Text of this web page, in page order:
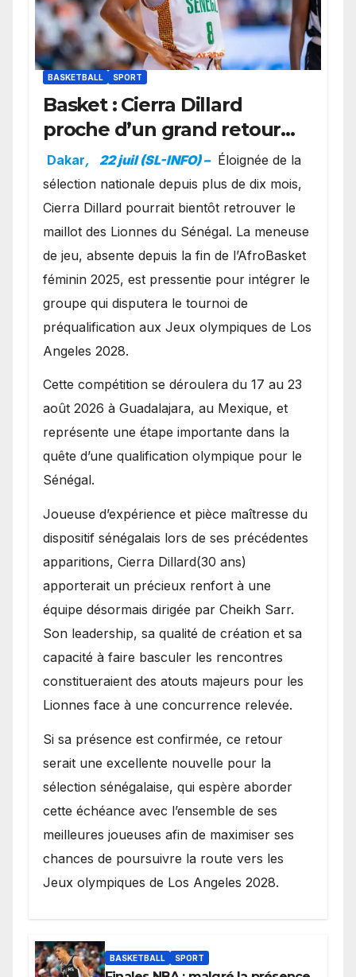
BASKETBALL SPORT
Basket : Cierra Dillard
proche d’un grand retour
avec les Lionnes ?
Dakar, 22 juil (SL-INFO) – Éloignée de la
sélection nationale depuis plus de dix mois,
Cierra Dillard pourrait bientôt retrouver le
maillot des Lionnes du Sénégal. La meneuse
de jeu, absente depuis la fin de l’AfroBasket
féminin 2025, est pressentie pour intégrer le
groupe qui disputera le tournoi de
préqualification aux Jeux olympiques de Los
Angeles 2028.
Cette compétition se déroulera du 17 au 23
août 2026 à Guadalajara, au Mexique, et
représente une étape importante dans la
quête d’une qualification olympique pour le
Sénégal.
Joueuse d’expérience et pièce maîtresse du
dispositif sénégalais lors de ses précédentes
apparitions, Cierra Dillard(30 ans)
apporterait un précieux renfort à une
équipe désormais dirigée par Cheikh Sarr.
Son leadership, sa qualité de création et sa
capacité à faire basculer les rencontres
constitueraient des atouts majeurs pour les
Lionnes face à une concurrence relevée.
Si sa présence est confirmée, ce retour
serait une excellente nouvelle pour la
sélection sénégalaise, qui espère aborder
cette échéance avec l’ensemble de ses
meilleures joueuses afin de maximiser ses
chances de poursuivre la route vers les
Jeux olympiques de Los Angeles 2028.
BASKETBALL SPORT